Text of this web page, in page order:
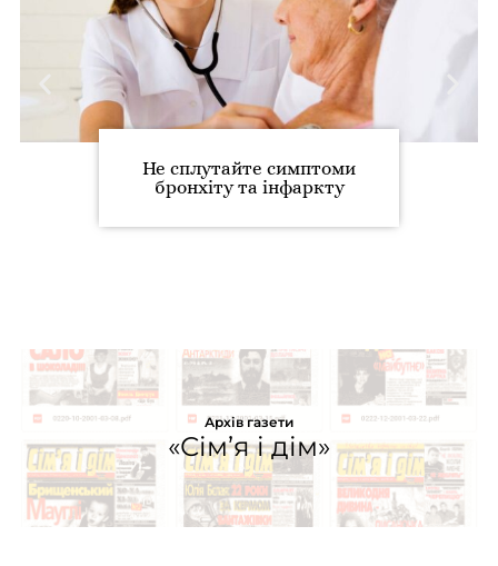
Не сплутайте симптоми
бронхіту та інфаркту
Архів газети
«Сім’я і дім»